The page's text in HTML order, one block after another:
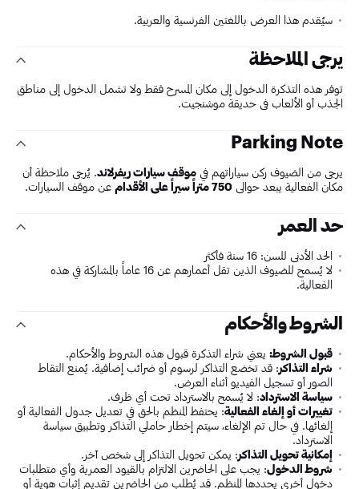
سيُقدم هذا العرض باللغتين الفرنسية والعربية.
يرجى الملاحظة
توفر هذه التذكرة الدخول إلى مكان المسرح فقط ولا تشمل الدخول إلى مناطق
الجذب أو الألعاب في حديقة موشنجيت.
Parking Note
يرجى من الضيوف ركن سياراتهم في موقف سيارات ريفرلاند. يُرجى ملاحظة أن
مكان الفعالية يبعد حوالي 750 متراً سيراً على الأقدام عن موقف السيارات.
حد العمر
الحد الأدنى للسن: 16 سنة فأكثر
لا يُسمح للضيوف الذين تقل أعمارهم عن 16 عاماً بالمشاركة في هذه
الفعالية.
الشروط والأحكام
قبول الشروط: يعني شراء التذكرة قبول هذه الشروط والأحكام.
شراء التذاكر: قد تخضع التذاكر لرسوم أو ضرائب إضافية. يُمنع التقاط
الصور أو تسجيل الفيديو أثناء العرض.
سياسة الاسترداد: لا يُسمح بالاسترداد تحت أي ظرف.
تغييرات أو إلغاء الفعالية: يحتفظ المنظم بالحق في تعديل جدول الفعالية أو
إلغائها. في حال تم الإلغاء، سيتم إخطار حاملي التذاكر وتطبيق سياسة
الاسترداد.
إمكانية تحويل التذاكر: يمكن تحويل التذاكر إلى شخص آخر.
شروط الدخول: يجب على الحاضرين الالتزام بالقيود العمرية وأي متطلبات
دخول أخرى يحددها المنظم. قد يُطلب من الحاضرين تقديم إثبات هوية أو